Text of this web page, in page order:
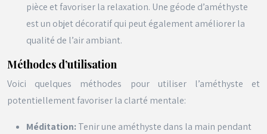
pièce et favoriser la relaxation. Une géode d’améthyste
est un objet décoratif qui peut également améliorer la
qualité de l’air ambiant.
Méthodes d’utilisation
Voici quelques méthodes pour utiliser l’améthyste et
potentiellement favoriser la clarté mentale:
Méditation:Tenir une améthyste dans la main pendant